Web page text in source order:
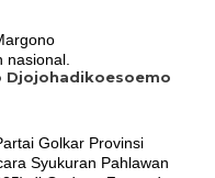
Djojohadikoesoemo